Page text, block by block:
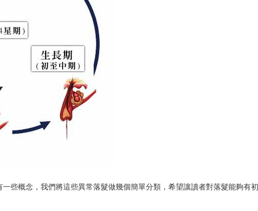
些概念，我們將這些異常落髮做幾個簡單分類，希望讓讀者對落髮能夠有初